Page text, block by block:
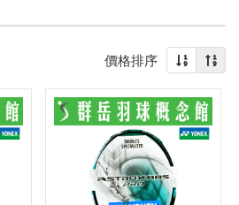
組合】➨ 3件組合再打7折
組合】➨ 2件組合再打8折
羽球拍$2300 買一送一
球拍 $3000買一送一★
毛巾 $399買一送一★
價格排序